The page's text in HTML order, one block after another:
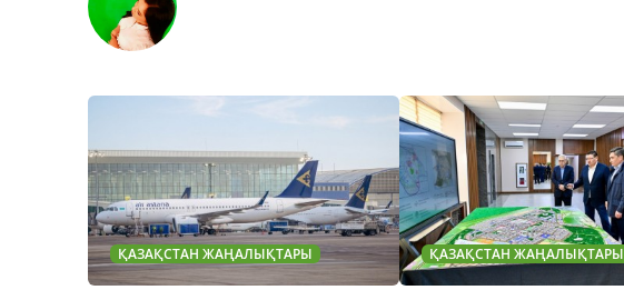
ҚАЗАҚСТАН ЖАҢАЛЫҚТАРЫ ҚАЗАҚСТАН ЖАҢАЛЫҚТАРЫ